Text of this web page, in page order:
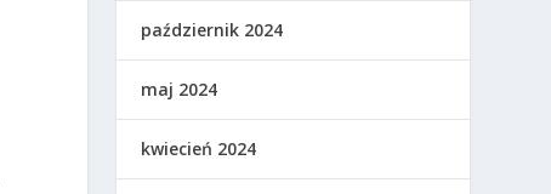
październik 2024
maj 2024
kwiecień 2024